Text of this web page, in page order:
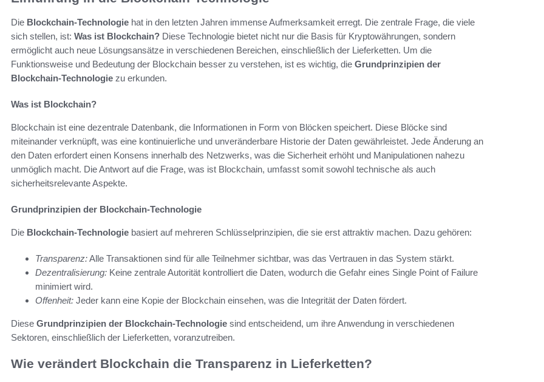
Die Blockchain-Technologie hat in den letzten Jahren immense Aufmerksamkeit erregt. Die zentrale Frage, die viele
sich stellen, ist: Was ist Blockchain? Diese Technologie bietet nicht nur die Basis für Kryptowährungen, sondern
ermöglicht auch neue Lösungsansätze in verschiedenen Bereichen, einschließlich der Lieferketten. Um die
Funktionsweise und Bedeutung der Blockchain besser zu verstehen, ist es wichtig, die Grundprinzipien der
Blockchain-Technologie zu erkunden.
Was ist Blockchain?
Blockchain ist eine dezentrale Datenbank, die Informationen in Form von Blöcken speichert. Diese Blöcke sind
miteinander verknüpft, was eine kontinuierliche und unveränderbare Historie der Daten gewährleistet. Jede Änderung an
den Daten erfordert einen Konsens innerhalb des Netzwerks, was die Sicherheit erhöht und Manipulationen nahezu
unmöglich macht. Die Antwort auf die Frage, was ist Blockchain, umfasst somit sowohl technische als auch
sicherheitsrelevante Aspekte.
Grundprinzipien der Blockchain-Technologie
Die Blockchain-Technologie basiert auf mehreren Schlüsselprinzipien, die sie erst attraktiv machen. Dazu gehören:
Transparenz:Alle Transaktionen sind für alle Teilnehmer sichtbar, was das Vertrauen in das System stärkt.
Dezentralisierung: Keine zentrale Autorität kontrolliert die Daten, wodurch die Gefahr eines Single Point of Failure
minimiert wird.
Offenheit: Jeder kann eine Kopie der Blockchain einsehen, was die Integrität der Daten fördert.
Diese Grundprinzipien der Blockchain-Technologie sind entscheidend, um ihre Anwendung in verschiedenen
Sektoren, einschließlich der Lieferketten, voranzutreiben.
Wie verändert Blockchain die Transparenz in Lieferketten?